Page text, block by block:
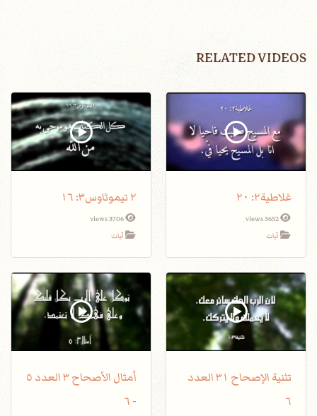
RELATED VIDEOS
غلاطية٢: ٢٠
3652 views
آيات
٢ تيموثاوس٣: ١٦
3706 views
آيات
تثنية الإصحاح ٣١ العدد
٦
أمثال الأصحاح ٣ العدد ٥
- ٦